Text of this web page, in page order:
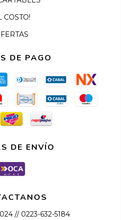
COSTO!
DE PAGO
DE ENVÍO
// 0223-632-5184